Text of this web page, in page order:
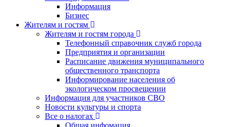
Информация
Бизнес
Жителям и гостям
Жителям и гостям города
Телефонный справочник служб города
Предприятия и организации
Расписание движения муниципального
общественного транспорта
Информирование населения об
экологическом просвещении
Информация для участников СВО
Новости культуры и спорта
Все о налогах
Общая инфомация